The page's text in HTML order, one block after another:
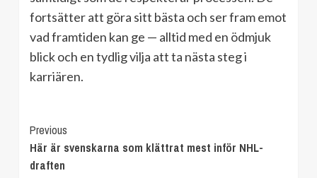
fortsätter att göra sitt bästa och ser fram emot
vad framtiden kan ge — alltid med en ödmjuk
blick och en tydlig vilja att ta nästa steg i
karriären.
Continue
Reading
Previous
Här är svenskarna som klättrat mest inför NHL-
draften